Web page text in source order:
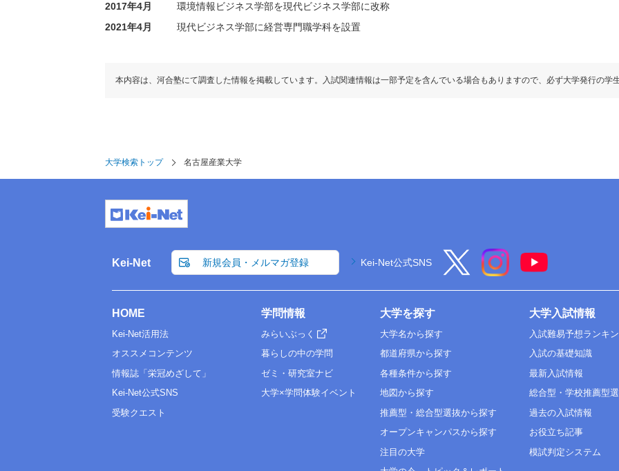
2017年4月
環境情報ビジネス学部を現代ビジネス学部に改称
2021年4月
現代ビジネス学部に経営専門職学科を設置
本内容は、河合塾にて調査した情報を掲載しています。入試関連情報は一部予定を含んでいる場合もありますので、必ず大学発行の学
大学検索トップ 名古屋産業大学
Kei-Net 新規会員・メルマガ登録 Kei-Net公式SNS
HOME
Kei-Net活用法
オススメコンテンツ
情報誌「栄冠めざして」
Kei-Net公式SNS
受験クエスト
学問情報
みらいぶっく
暮らしの中の学問
ゼミ・研究室ナビ
大学×学問体験イベント
大学を探す
大学名から探す
都道府県から探す
各種条件から探す
地図から探す
推薦型・総合型選抜から探す
オープンキャンパスから探す
注目の大学
大学入試情報
入試難易予想ランキ
入試の基礎知識
最新入試情報
総合型・学校推薦型
過去の入試情報
お役立ち記事
模試判定システム